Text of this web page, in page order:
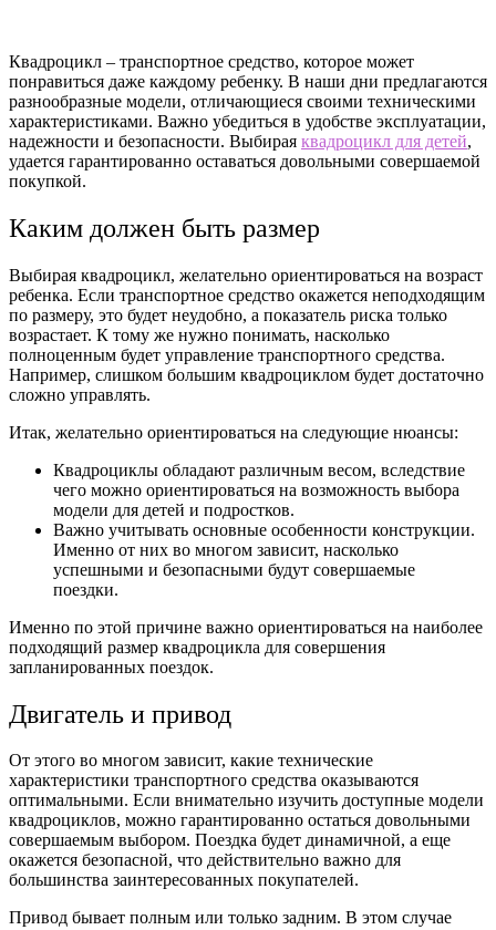
Квадроцикл – транспортное средство, которое может
понравиться даже каждому ребенку. В наши дни предлагаются
разнообразные модели, отличающиеся своими техническими
характеристиками. Важно убедиться в удобстве эксплуатации,
надежности и безопасности. Выбирая квадроцикл для детей,
удается гарантированно оставаться довольными совершаемой
покупкой.
Каким должен быть размер
Выбирая квадроцикл, желательно ориентироваться на возраст
ребенка. Если транспортное средство окажется неподходящим
по размеру, это будет неудобно, а показатель риска только
возрастает. К тому же нужно понимать, насколько
полноценным будет управление транспортного средства.
Например, слишком большим квадроциклом будет достаточно
сложно управлять.
Итак, желательно ориентироваться на следующие нюансы:
Квадроциклы обладают различным весом, вследствие
чего можно ориентироваться на возможность выбора
модели для детей и подростков.
Важно учитывать основные особенности конструкции.
Именно от них во многом зависит, насколько
успешными и безопасными будут совершаемые
поездки.
Именно по этой причине важно ориентироваться на наиболее
подходящий размер квадроцикла для совершения
запланированных поездок.
Двигатель и привод
От этого во многом зависит, какие технические
характеристики транспортного средства оказываются
оптимальными. Если внимательно изучить доступные модели
квадроциклов, можно гарантированно остаться довольными
совершаемым выбором. Поездка будет динамичной, а еще
окажется безопасной, что действительно важно для
большинства заинтересованных покупателей.
Привод бывает полным или только задним. В этом случае